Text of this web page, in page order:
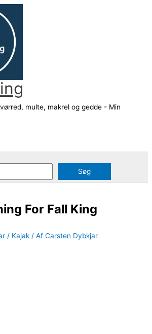
multe, makrel og gedde - Min
Søg
For Fall King
/ Kajak / AfCarsten Dybkjar